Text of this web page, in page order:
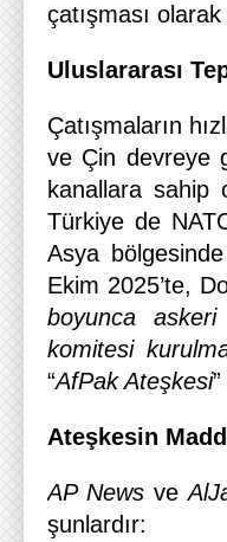
çatışması
Uluslararası
Çatışmaların
ve Çin devreye
kanallara sahip
Türkiye de
Asya
Ekim 2025’te,
boyunca askeri
komitesi
“AfPak Ateşkesi
Ateşkesin
AP News ve
şunlardır: